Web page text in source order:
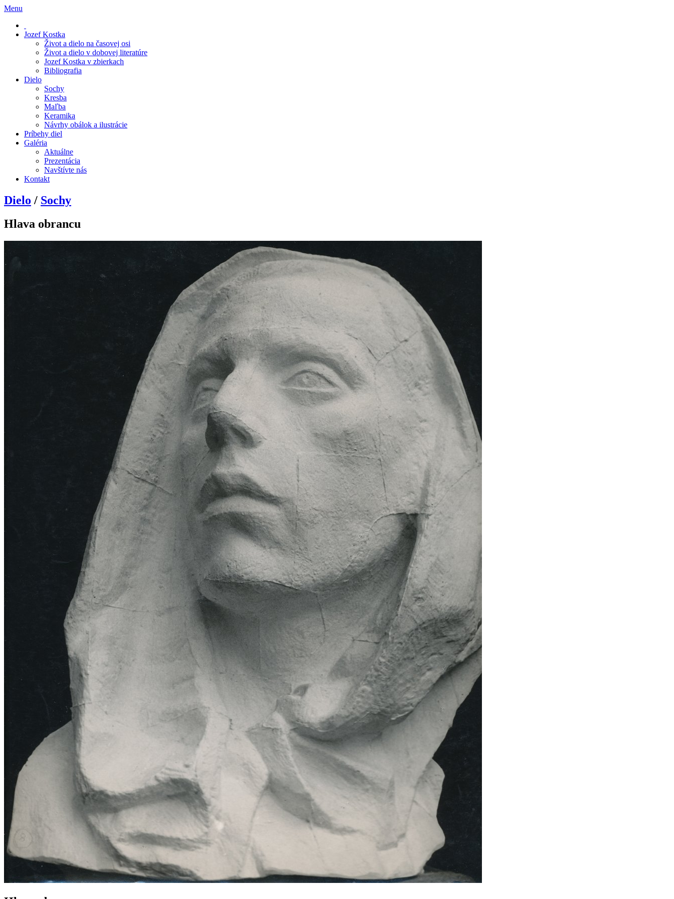
Menu
Jozef Kostka
Život a dielo na časovej osi
Život a dielo v dobovej literatúre
Jozef Kostka v zbierkach
Bibliografia
Dielo
Sochy
Kresba
Maľba
Keramika
Návrhy obálok a ilustrácie
Príbehy diel
Galéria
Aktuálne
Prezentácia
Navštívte nás
Kontakt
Dielo / Sochy
Hlava obrancu